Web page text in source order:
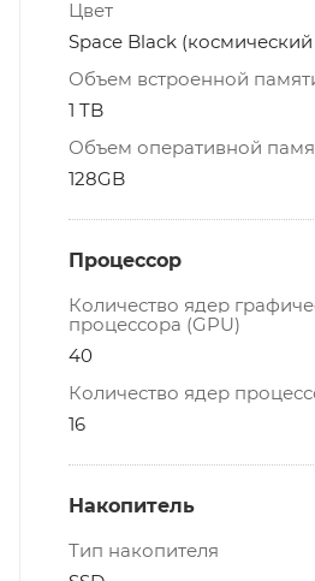
Цвет
Space Black
Объем встроенной
1 TB
Объем оперативной
128GB
Процессор
Количество ядер
процессора (GPU)
40
Количество ядер
16
Накопитель
Тип накопителя